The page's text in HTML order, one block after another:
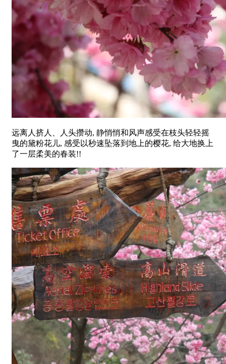
远离人挤人、人头攒动, 静悄悄和风声感受在枝头轻轻摇
曳的黛粉花儿, 感受以秒速坠落到地上的樱花, 给大地换上
了一层柔美的春装!!